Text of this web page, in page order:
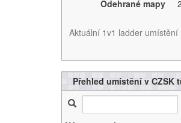
Odehrané mapy
Aktuální 1v1 ladder
Přehled umístění v CZSK